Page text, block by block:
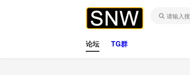
论坛 TG群